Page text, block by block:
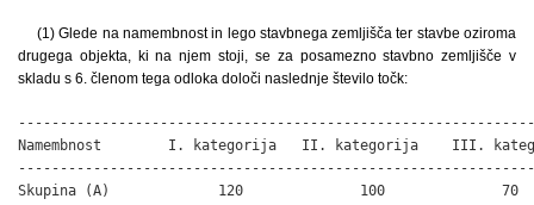
(1) Glede na namembnost in lego stavbnega zemljišča ter stavbe oziroma
drugega objekta, ki na njem stoji, se za posamezno stavbno zemljišče v
skladu s 6. členom tega odloka določi naslednje število točk:
Namembnost        I. kategorija   II. kategorija    III.
Skupina (A)             120              100